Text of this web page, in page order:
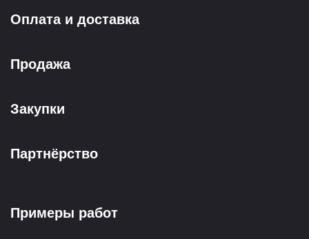
Оплата и доставка
Продажа
Закупки
Партнёрство
Примеры работ